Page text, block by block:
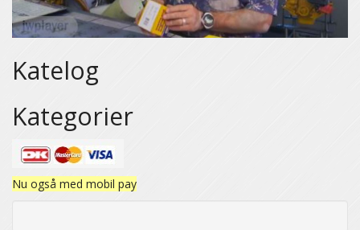
Katelog
Kategorier
Nu også med mobil pay